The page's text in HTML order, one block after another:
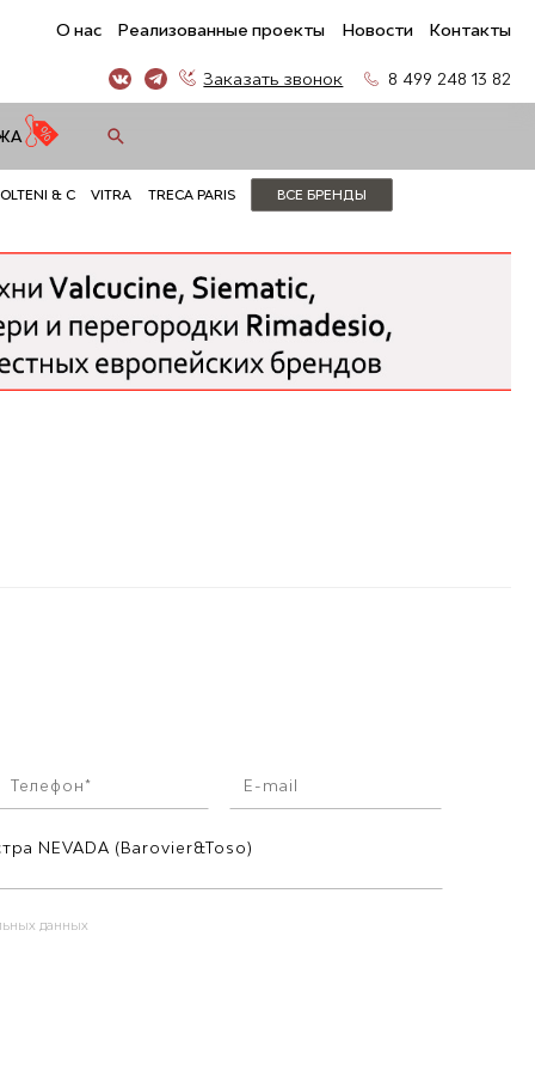
О нас Реализованные проекты Новости Контакты
Заказать звонок 8 499 248 13 82
& C VITRA TRECA PARIS ВСЕ БРЕНДЫ
данных